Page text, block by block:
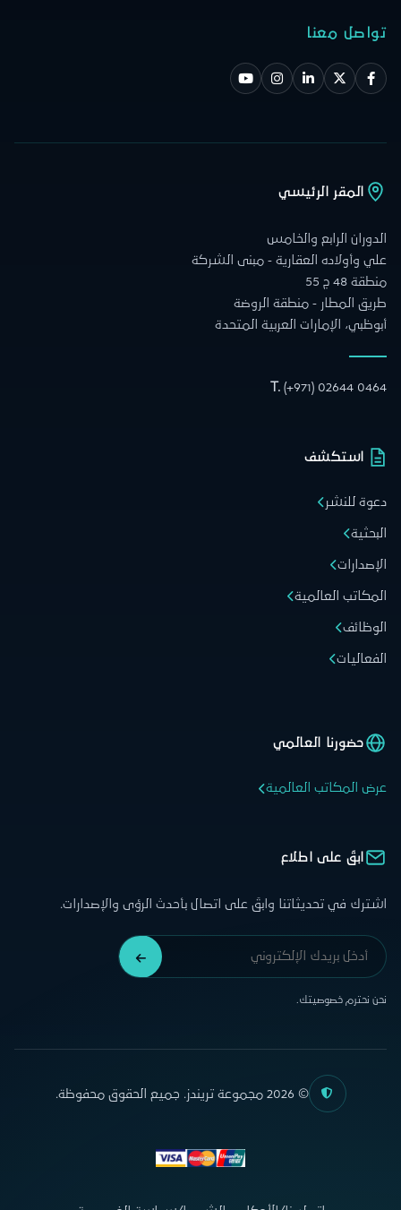
تواصل معنا
المقر الرئيسي
الدوران الرابع والخامس
علي وأولاده العقارية - مبنى الشركة
منطقة 48 ج 55
طريق المطار - منطقة الروضة
أبوظبي، الإمارات العربية المتحدة
T. (+971) 02644 0464
استكشف
دعوة للنشر
البحثية
الإصدارات
المكاتب العالمية
الوظائف
الفعاليات
حضورنا العالمي
عرض المكاتب العالمية
ابقَ على اطلاع
اشترك في تحديثاتنا وابقَ على اتصال بأحدث الرؤى والإصدارات.
نحن نحترم خصوصيتك.
© 2026 مجموعة تريندز. جميع الحقوق محفوظة.